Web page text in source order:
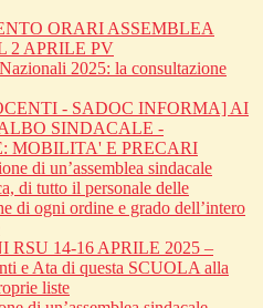
ORARI ASSEMBLEA
2 APRILE PV
2025: la consultazione
- SADOC INFORMA] AI
SINDACALE -
MOBILITA' E PRECARI
di un’assemblea sindacale
di tutto il personale delle
di ogni ordine e grado dell’intero
RSU 14-16 APRILE 2025 –
e Ata di questa SCUOLA alla
liste